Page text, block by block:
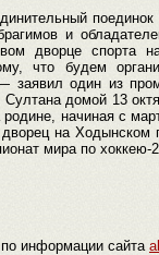
и
дворце
что будем
— заявил один из
домой 13
начиная с
на Ходынском
мира по хоккею-
по информации сайта